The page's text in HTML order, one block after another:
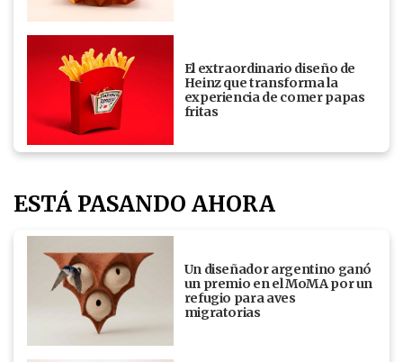
El extraordinario diseño de
Heinz que transforma la
experiencia de comer papas
fritas
ESTÁ PASANDO AHORA
Un diseñador argentino ganó
un premio en el MoMA por un
refugio para aves
migratorias